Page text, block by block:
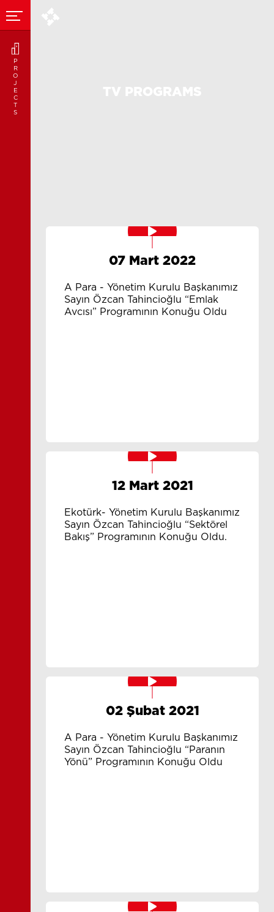
P
R
O
J
E
C
T
S
07 Mart 2022
A Para - Yönetim Kurulu Başkanımız
Sayın Özcan Tahincioğlu “Emlak
Avcısı” Programının Konuğu Oldu
12 Mart 2021
Ekotürk- Yönetim Kurulu Başkanımız
Sayın Özcan Tahincioğlu “Sektörel
Bakış” Programının Konuğu Oldu.
02 Şubat 2021
A Para - Yönetim Kurulu Başkanımız
Sayın Özcan Tahincioğlu “Paranın
Yönü” Programının Konuğu Oldu